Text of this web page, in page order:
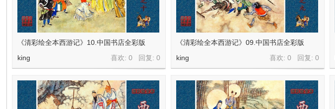
《清彩绘全本西游记》10.中国书店全彩版
喜欢: 0 回复:0
king
《清彩绘全本西游记》09.中国书店全彩版
喜欢: 0 回复:0
king